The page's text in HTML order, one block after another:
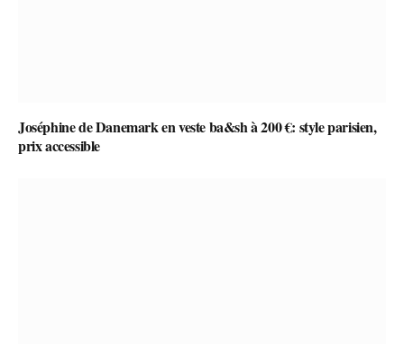
Joséphine de Danemark en veste ba&sh à 200 €: style parisien,
prix accessible